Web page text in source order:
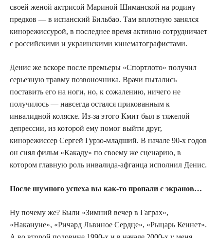
своей женой актрисой Мариной Шиманской на родину
предков — в испанский Бильбао. Там вплотную занялся
кинорежиссурой, в последнее время активно сотрудничает
с российскими и украинскими кинематографистами.
Денис же вскоре после премьеры «Спортлото» получил
серьезную травму позвоночника. Врачи пытались
поставить его на ноги, но, к сожалению, ничего не
получилось — навсегда остался прикованным к
инвалидной коляске. Из-за этого Кмит был в тяжелой
депрессии, из которой ему помог выйти друг,
кинорежиссер Сергей Гурзо-младший. В начале 90-х годов
он снял фильм «Какаду» по своему же сценарию, в
котором главную роль инвалида-афганца исполнил Денис.
После шумного успеха вы как-то пропали с экранов…
Ну почему же? Были «Зимний вечер в Гаграх»,
«Накануне», «Ричард Львиное Сердце», «Рыцарь Кеннет».